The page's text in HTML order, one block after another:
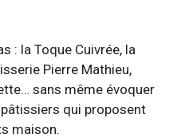
: la Toque Cuivrée, la
Pierre Mathieu,
sans même évoquer
qui proposent
maison.